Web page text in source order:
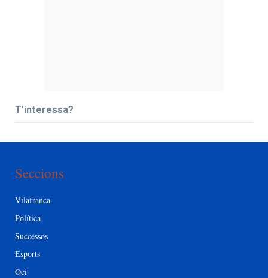
T’interessa?
Seccions
Vilafranca
Política
Successos
Esports
Oci